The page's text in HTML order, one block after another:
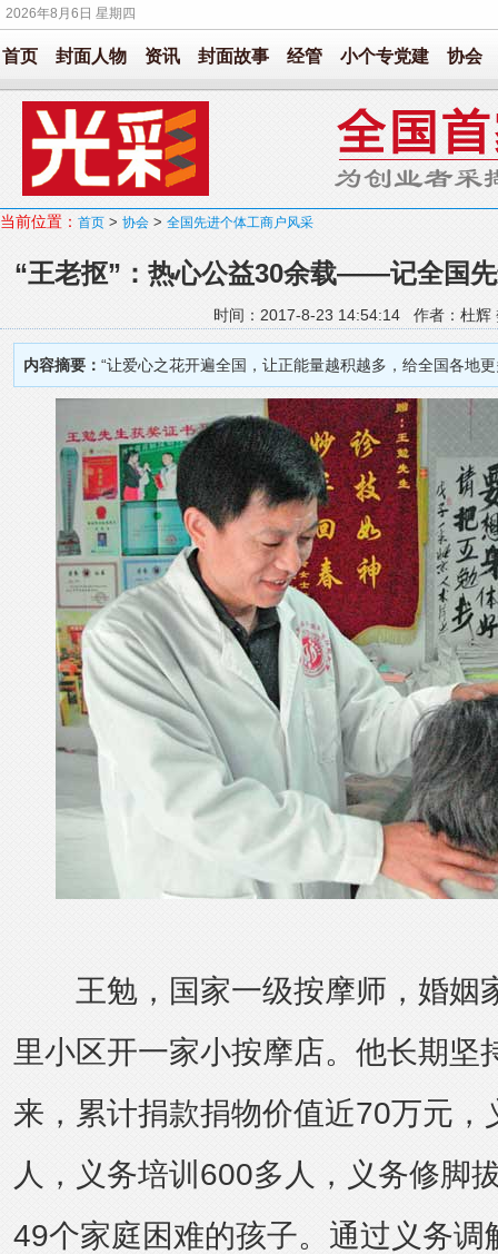
2026年8月6日 星期四
首页 封面人物 资讯 封面故事 经管 小个专党建 协会
当前位置： 首页 > 协会 > 全国先进个体工商户风采
“王老抠”：热心公益30余载——记全国
时间：2017-8-23 14:54:14 作者：杜
内容摘要： “让爱心之花开遍全国，让正能量越积越多，给全国各地
王勉，国家一级按摩师，婚姻
里小区开一家小按摩店。他长期坚
来，累计捐款捐物价值近70万元，
人，义务培训600多人，义务修脚
49个家庭困难的孩子。通过义务调